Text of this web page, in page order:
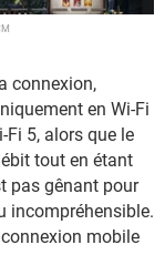
connexion,
en Wi-Fi
5, alors que le
tout en étant
pas gênant pour
incompréhensible.
mobile